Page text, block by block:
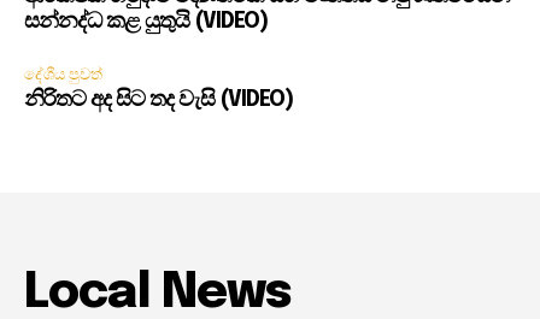
සන්නද්ධ කළ යුතුයි (VIDEO)
දේශීය පුවත්
නිරිතට අද සිට තද වැසි (VIDEO)
Local News